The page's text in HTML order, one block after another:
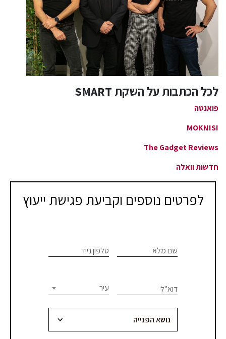
לכל הכתבות על השקת SMART
פואנטה
MOKNISI
The Gadget Reviews
חדשות וואלה
לפרטים נוספים וקביעת פגישת ייעוץ
קשר
עמוד
מוצר
–
שם מלא טלפון נייד
דוא"ל עיר
are
this
field
blank.